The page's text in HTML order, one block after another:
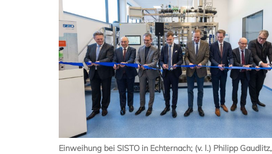
Einweihung bei SISTO in Echternach; (v. l.) Philipp Gaudlitz,